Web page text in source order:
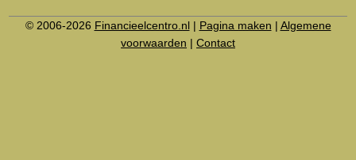
© 2006-2026 Financieelcentro.nl| Pagina maken | Algemene
voorwaarden | Contact